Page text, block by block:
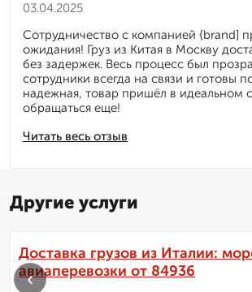
03.04.2025
Читать весь отзыв
Сотрудничество с компанией {brand]
ожидания! Груз из Китая в Москву
без задержек. Весь процесс был
сотрудники всегда на связи и готовы
надежная, товар пришёл в идеальном
обращаться еще!
Другие услуги
Доставка грузов из Италии:
авиаперевозки от 84936
‹